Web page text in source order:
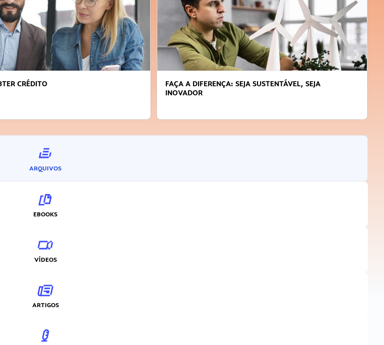
CRÉDITO
FAÇA A DIFERENÇA: SEJA SUSTENTÁVEL, SEJA
INOVADOR
ARQUIVOS
EBOOKS
VÍDEOS
ARTIGOS